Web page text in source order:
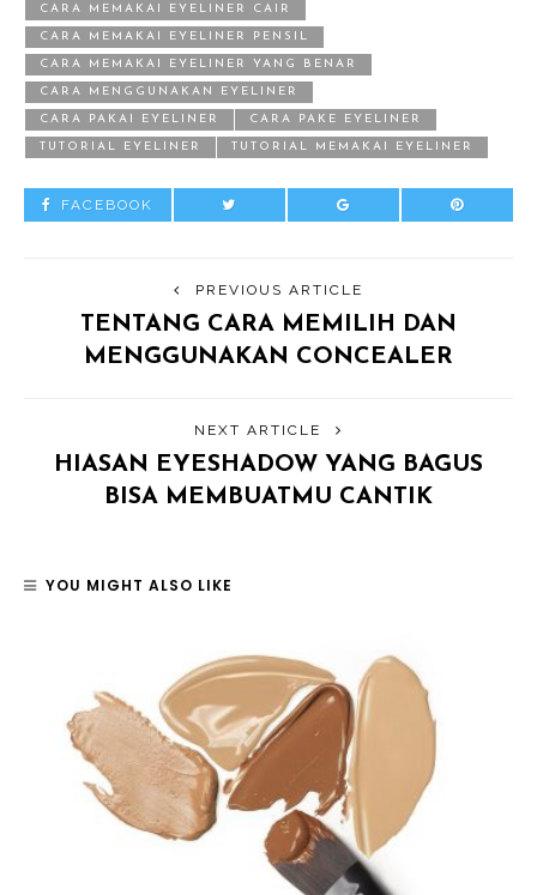
CARA MEMAKAI EYELINER CAIR
CARA MEMAKAI EYELINER PENSIL
CARA MEMAKAI EYELINER YANG BENAR
CARA MENGGUNAKAN EYELINER
CARA PAKAI EYELINER CARA PAKE EYELINER
TUTORIAL EYELINER TUTORIAL MEMAKAI EYELINER
FACEBOOK
PREVIOUS ARTICLE
TENTANG CARA MEMILIH DAN
MENGGUNAKAN CONCEALER
NEXT ARTICLE
HIASAN EYESHADOW YANG BAGUS
BISA MEMBUATMU CANTIK
YOU MIGHT ALSO LIKE